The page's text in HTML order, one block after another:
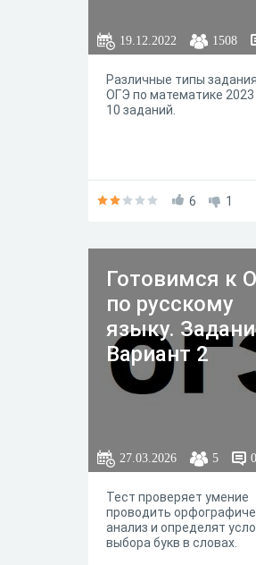
19.12.2022 1508
Различные типы
ОГЭ по математике 2023
10 заданий.
6 1
Готовимся к
по русскому
языку.
Вариант 2
27.03.2026 5 0
Тест проверяет умение
проводить
анализ и определят
выбора букв в словах.